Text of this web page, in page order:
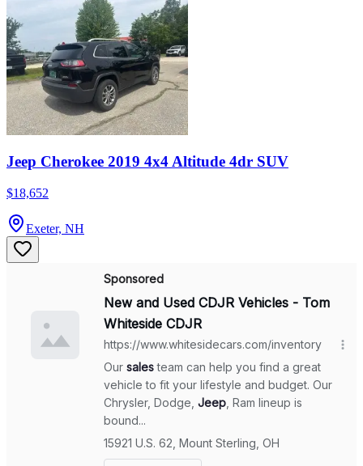
Jeep Cherokee 2019 4x4 Altitude 4dr SUV
$18,652
Exeter, NH